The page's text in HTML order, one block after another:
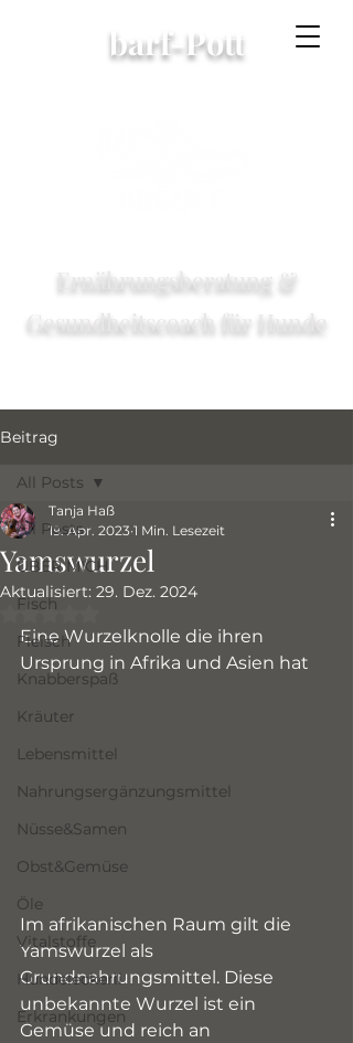
barf-Pott
Ernährungsberatung &
Gesundheitscoach für Hunde
Beitrag
All Posts
ÜBER MICH
Fisch
Fleisch
Knabberspaß
Kräuter
Lebensmittel
Nahrungsergänzungsmittel
Nüsse&Samen
Obst&Gemüse
Öle
Vitalstoffe
Hundeleckerli
Erkrankungen
All Posts
Yamswurzel
Tanja Haß
19. Apr. 2023 1 Min. Lesezeit
Aktualisiert: 29. Dez. 2024
Mit NaN von 5 Sternen bewertet.
Eine Wurzelknolle die ihren
Ursprung in Afrika und Asien hat
Im afrikanischen Raum gilt die
Yamswurzel als
Grundnahrungsmittel. Diese
unbekannte Wurzel ist ein
Gemüse und reich an